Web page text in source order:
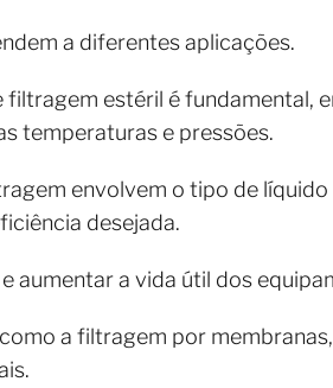
a diferentes aplicações.
estéril é fundamental,
temperaturas e pressões.
envolvem o tipo de
desejada.
aumentar a vida útil dos
a filtragem por